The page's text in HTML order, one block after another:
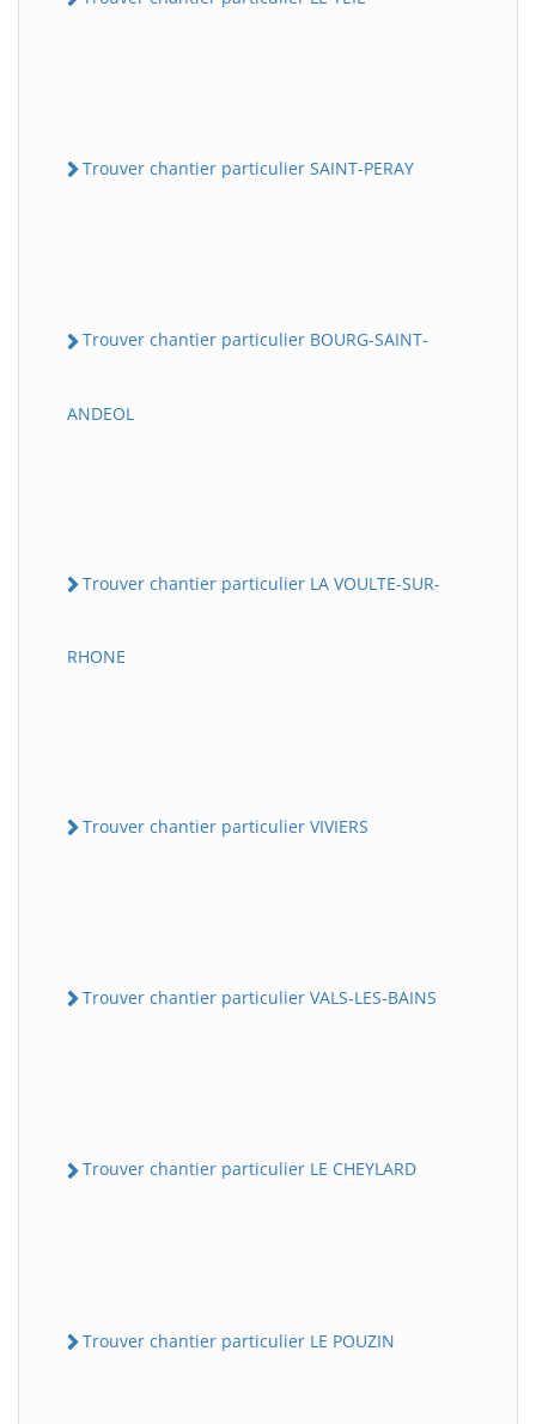
Trouver chantier particulier SAINT-PERAY
Trouver chantier particulier BOURG-SAINT-
ANDEOL
Trouver chantier particulier LA VOULTE-SUR-
RHONE
Trouver chantier particulier VIVIERS
Trouver chantier particulier VALS-LES-BAINS
Trouver chantier particulier LE CHEYLARD
Trouver chantier particulier LE POUZIN